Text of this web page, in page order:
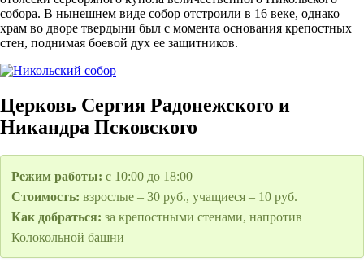
собора. В нынешнем виде собор отстроили в 16 веке, однако
храм во дворе твердыни был с момента основания крепостных
стен, поднимая боевой дух ее защитников.
Церковь Сергия Радонежского и
Никандра Псковского
Режим работы: с 10:00 до 18:00
Стоимость: взрослые – 30 руб., учащиеся – 10 руб.
Как добраться: за крепостными стенами, напротив
Колокольной башни